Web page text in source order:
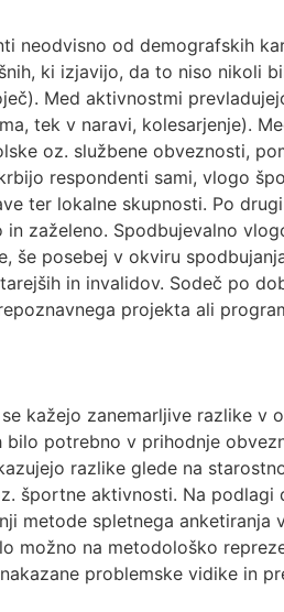
neodvisno od demografskih
ki izjavijo, da to niso nikoli
Med aktivnostmi
tek v naravi, kolesarjenje).
oz. službene obveznosti,
respondenti sami, vlogo
ter lokalne skupnosti. Po
zaželeno. Spodbujevalno
še posebej v okviru
in invalidov. Sodeč po
projekta ali
kažejo zanemarljive razlike v
bilo potrebno v prihodnje
razlike glede na
športne aktivnosti. Na
metode spletnega anketiranja
možno na metodološko
problemske vidike in